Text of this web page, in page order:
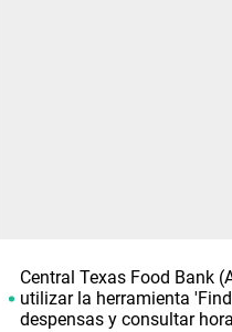
Central Texas Food Bank
utilizar la herramienta
despensas y consultar